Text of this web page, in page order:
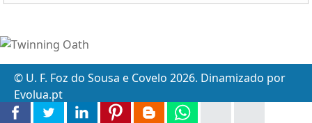
© U. F. Foz do Sousa e Covelo 2026. Dinamizado por
Evolua.pt